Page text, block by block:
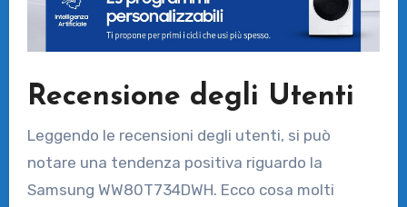
Recensione degli Utenti
Leggendo le recensioni degli utenti, si può
notare una tendenza positiva riguardo la
Samsung WW80T734DWH. Ecco cosa molti